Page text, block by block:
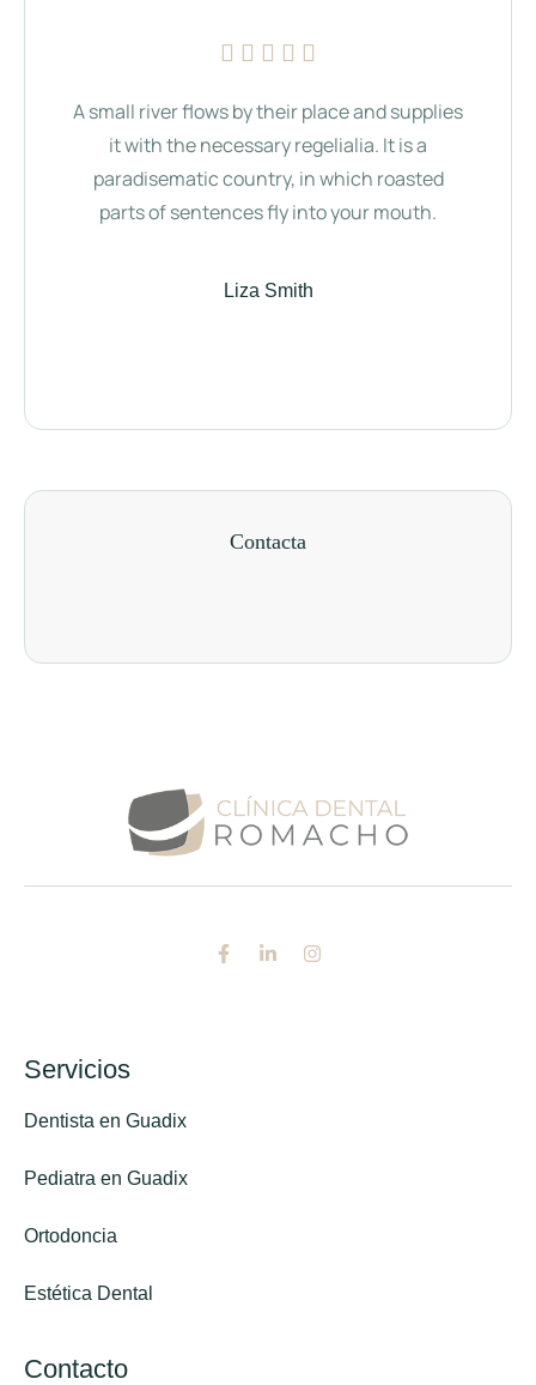
A small river flows by their place and supplies
it with the necessary regelialia. It is a
paradisematic country, in which roasted
parts of sentences fly into your mouth.
Liza Smith
Contacta
Servicios
Dentista en Guadix
Pediatra en Guadix
Ortodoncia
Estética Dental
Contacto